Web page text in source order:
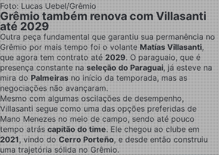
Foto: Lucas Uebel/Grêmio
Grêmio também renova com Villasanti
até 2029
Outra peça fundamental que garantiu sua permanência no
Grêmio por mais tempo foi o volanteMatías Villasanti,
que agora tem contrato até2029. O paraguaio, que é
presença constante naseleção do Paraguai, já esteve na
mira doPalmeirasno início da temporada, mas as
negociações não avançaram.
Mesmo com algumas oscilações de desempenho,
Villasanti segue como uma das opções preferidas de
Mano Menezes no meio de campo, sendo até pouco
tempo atráscapitão do time. Ele chegou ao clube em
2021, vindo doCerro Porteño, e desde então construiu
uma trajetória sólida no Grêmio.